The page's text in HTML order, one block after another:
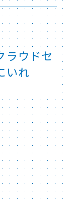
ラウドセ
いれ